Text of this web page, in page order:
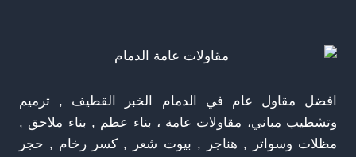
افضل مقاول عام في الدمام الخبر القطيف , ترميم
وتشطيب مباني، مقاولات عامة ، بناء عظم , بناء ملاحق ,
مظلات وسواتر , هناجر , بيوت شعر , كسر رخام , حجر